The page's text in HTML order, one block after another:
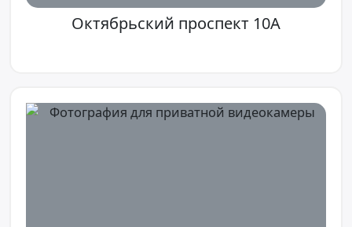
Октябрьский проспект 10A